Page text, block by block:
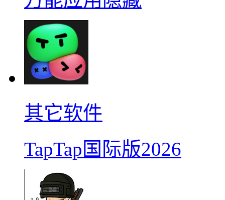
其它软件
TapTap国际版2026